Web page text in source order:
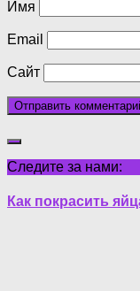
Имя
Email
Сайт
Следите за нами:
Как покрасить